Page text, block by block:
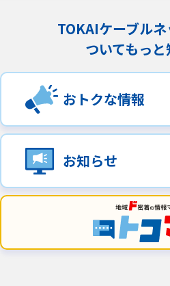
TOKAIケーブル
ついてもっ
おトクな情報
お知らせ